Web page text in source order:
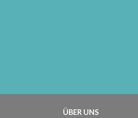
ÜBER UNS